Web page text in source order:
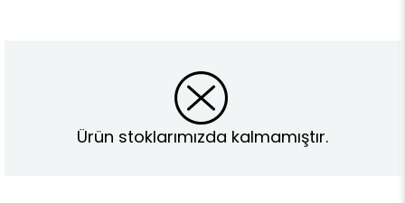
Ürün stoklarımızda kalmamıştır.